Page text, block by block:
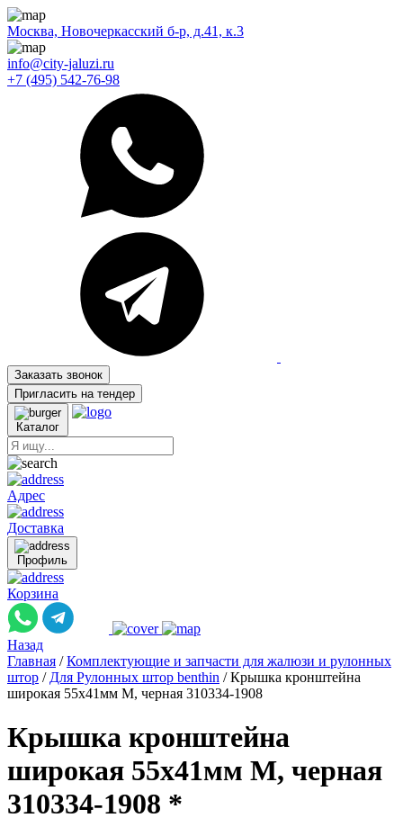
Москва, Новочеркасский б-р, д.41, к.3
info@city-jaluzi.ru
+7 (495) 542-76-98
Заказать звонок
Пригласить на тендер
Каталог
Адрес
Доставка
Профиль
Корзина
Назад
Главная / Комплектующие и запчасти для жалюзи и рулонных
штор / Для Рулонных штор benthin / Крышка кронштейна
широкая 55x41мм M, черная 310334-1908
Крышка кронштейна
широкая 55x41мм M, черная
310334-1908 *